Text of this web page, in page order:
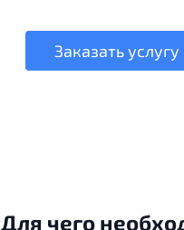
Заказать услугу
Для чего